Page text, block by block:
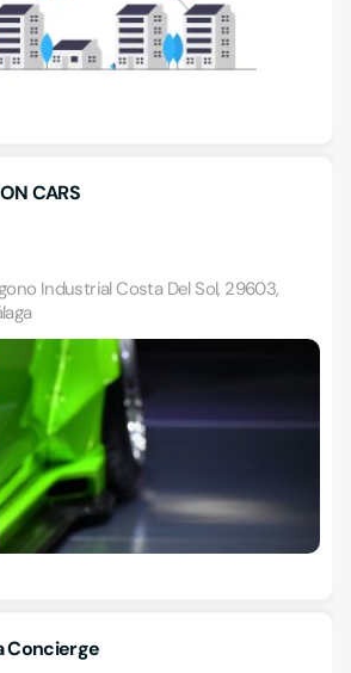
CARS
Industrial Costa Del Sol, 29603,
Concierge